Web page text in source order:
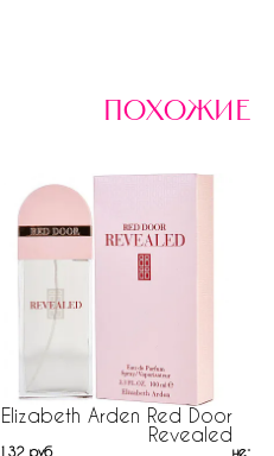
похожие
Elizabeth Arden Red Door
Revealed
132 руб нет